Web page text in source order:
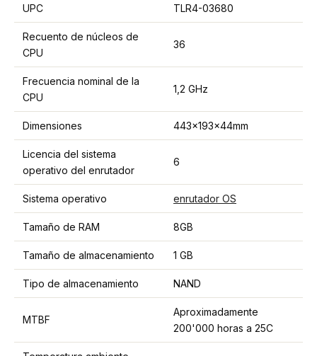
UPC TLR4-03680
Recuento de núcleos de
CPU
36
Frecuencia nominal de la
CPU
1,2 GHz
Dimensiones 443x193x44mm
Licencia del sistema
operativo del enrutador
6
Sistema operativo enrutador OS
Tamaño de RAM 8GB
Tamaño de almacenamiento 1 GB
Tipo de almacenamiento NAND
MTBF
Aproximadamente
200'000 horas a 25C